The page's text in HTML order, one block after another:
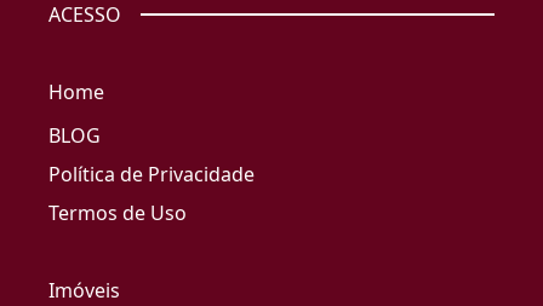
ACESSO
Home
BLOG
Política de Privacidade
Termos de Uso
Imóveis